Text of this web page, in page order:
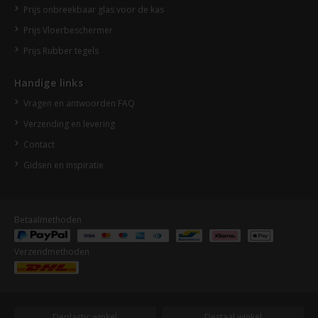
Prijs onbreekbaar glas voor de kas
Prijs Vloerbeschermer
Prijs Rubber tegels
Handige links
Vragen en antwoorden FAQ
Verzending en levering
Contact
Gidsen en inspiratie
Betaalmethoden
Verzendmethoden